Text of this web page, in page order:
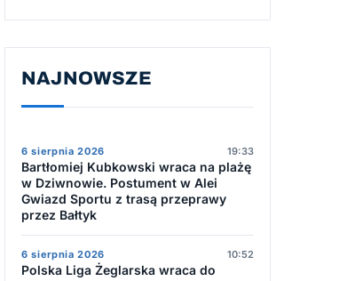
NAJNOWSZE
6 sierpnia 2026 19:33
Bartłomiej Kubkowski wraca na plażę
w Dziwnowie. Postument w Alei
Gwiazd Sportu z trasą przeprawy
przez Bałtyk
6 sierpnia 2026 10:52
Polska Liga Żeglarska wraca do